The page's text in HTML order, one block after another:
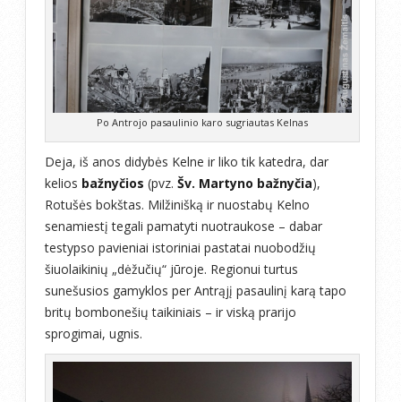
Po Antrojo pasaulinio karo sugriautas Kelnas
Deja, iš anos didybės Kelne ir liko tik katedra, dar
kelios bažnyčios (pvz. Šv. Martyno bažnyčia),
Rotušės bokštas. Milžinišką ir nuostabų Kelno
senamiestį tegali pamatyti nuotraukose – dabar
testypso pavieniai istoriniai pastatai nuobodžių
šiuolaikinių „dėžučių“ jūroje. Regionui turtus
sunešusios gamyklos per Antrąjį pasaulinį karą tapo
britų bombonešių taikiniais – ir viską prarijo
sprogimai, ugnis.